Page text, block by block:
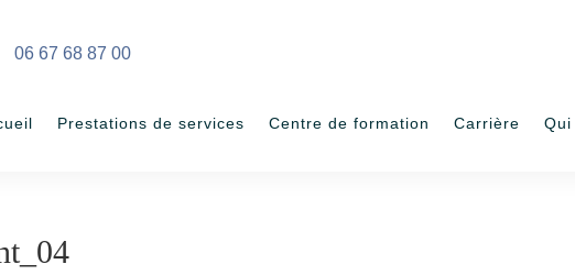
06 67 68 87 00
Prestations de services Centre de formation Carrière Qui